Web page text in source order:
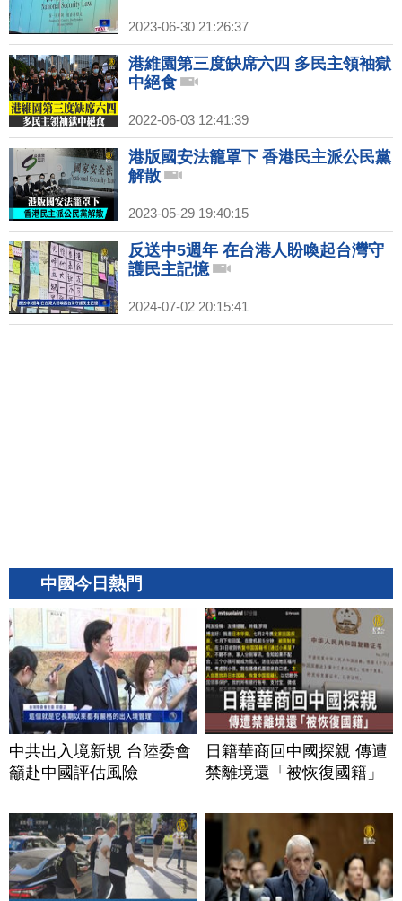
2023-06-30 21:26:37
港維園第三度缺席六四 多民主領袖獄
中絕食
2022-06-03 12:41:39
港版國安法籠罩下 香港民主派公民黨
解散
2023-05-29 19:40:15
反送中5週年 在台港人盼喚起台灣守
護民主記憶
2024-07-02 20:15:41
中國今日熱門
中共出入境新規 台陸委會
籲赴中國評估風險
日籍華商回中國探親 傳遭
禁離境還「被恢復國籍」